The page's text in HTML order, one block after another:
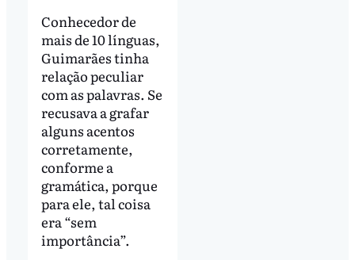
Conhecedor de
mais de 10 línguas,
Guimarães tinha
relação peculiar
com as palavras. Se
recusava a grafar
alguns acentos
corretamente,
conforme a
gramática, porque
para ele, tal coisa
era “sem
importância”.